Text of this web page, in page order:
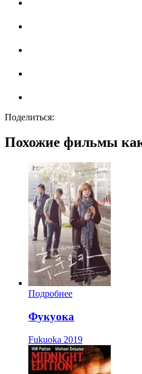
Поделиться:
Похожие фильмы
Подробнее
Фукуока
Fukuoka 2019